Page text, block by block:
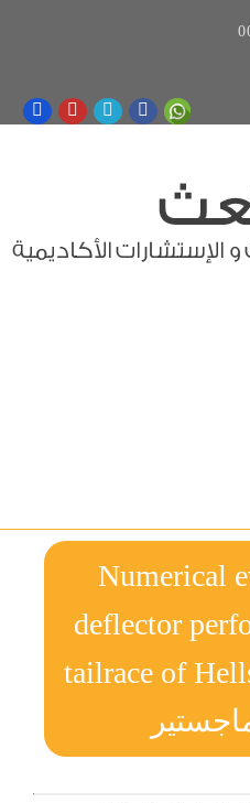
Numerical
deflector
tailrace of